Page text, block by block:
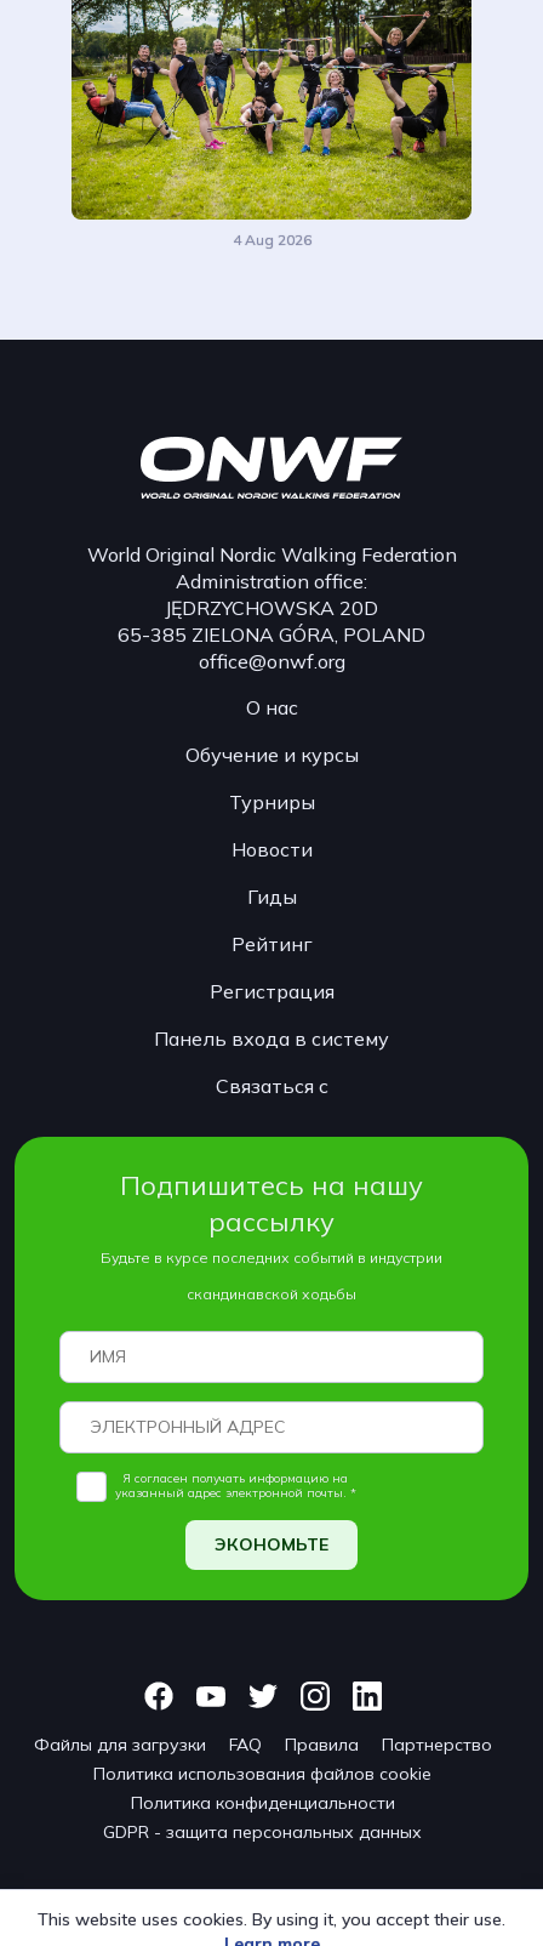
4 Aug 2026
This website uses cookies. By using it, you accept their use.
World Original Nordic Walking Federation
Administration office:
JĘDRZYCHOWSKA 20D
65-385 ZIELONA GÓRA, POLAND
office@onwf.org
О нас
Обучение и курсы
Турниры
Новости
Гиды
Рейтинг
Регистрация
Панель входа в систему
Связаться с
Подпишитесь на нашу
рассылку
Будьте в курсе последних событий в индустрии
скандинавской ходьбы
Я согласен получать информацию на
указанный адрес электронной почты. *
ЭКОНОМЬТЕ
Файлы для загрузки FAQ Правила
Партнерство
Политика использования файлов cookie
Политика конфиденциальности
GDPR - защита персональных данных